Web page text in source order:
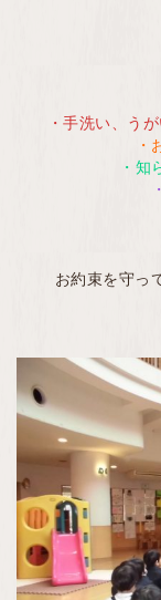
・手洗い、う
・
・知
お約束を守っ